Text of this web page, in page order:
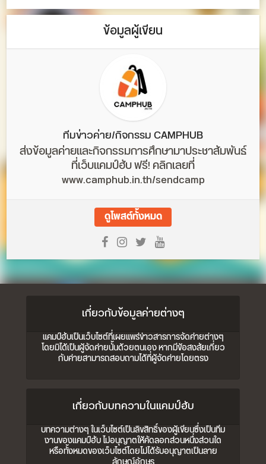
ข้อมูลผู้เขียน
ทีมข่าวค่าย/กิจกรรม CAMPHUB
ส่งข้อมูลค่ายและกิจกรรมการศึกษามาประชาสัมพันธ์
ที่เว็บแคมป์ฮับ ฟรี! คลิกเลยที่
www.camphub.in.th/sendcamp
ดูโพสต์ทั้งหมด
เกี่ยวกับข้อมูลค่ายต่างๆ
แคมป์ฮับเป็นเว็บไซต์ที่เผยแพร่ข่าวสารการจัดค่ายต่างๆ
โดยมิได้เป็นผู้จัดค่ายนั้นด้วยตนเอง หากมีข้อสงสัยเกี่ยว
กับค่ายสามารถสอบถามได้ที่ผู้จัดค่ายโดยตรง
เกี่ยวกับบทความในแคมป์ฮับ
บทความต่างๆ ในเว็บไซต์เป็นลิขสิทธิ์ของผู้เขียนซึ่งเป็นทีม
งานของแคมป์ฮับ ไม่อนุญาตให้คัดลอกส่วนหนึ่งส่วนใด
หรือทั้งหมดของเว็บไซต์โดยไม่ได้รับอนุญาตเป็นลาย